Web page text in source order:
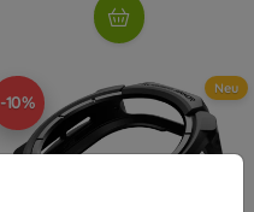
-10%
Neu